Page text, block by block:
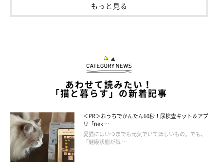
ねこのきもち投稿写真ギャラリー
寒い季節に猫のトイレの回数が減るのは、寒くて水分摂取量が低
下して尿量が減ることに加え、トイレまわりの環境が原因のこと
もっと見る
あわせて読みたい！
「猫と暮らす」の新着記事
＜PR＞おうちでかんたん60秒！尿検査キット＆アプ
リ「nek …
愛猫にはいつまでも元気でいてほしいもの。でも、
「健康状態が気 …